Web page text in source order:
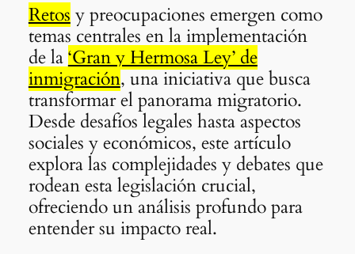
Retos y preocupaciones emergen como
temas centrales en la implementación
de la‘Gran y Hermosa Ley’ de
inmigración, una iniciativa que busca
transformar el panorama migratorio.
Desde desafíos legales hasta aspectos
sociales y económicos, este artículo
explora las complejidades y debates que
rodean esta legislación crucial,
ofreciendo un análisis profundo para
entender su impacto real.